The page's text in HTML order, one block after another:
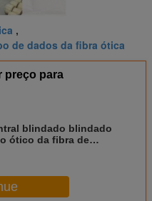
,
de dados da fibra ótica
preço para
blindado blindado
ótico da fibra de